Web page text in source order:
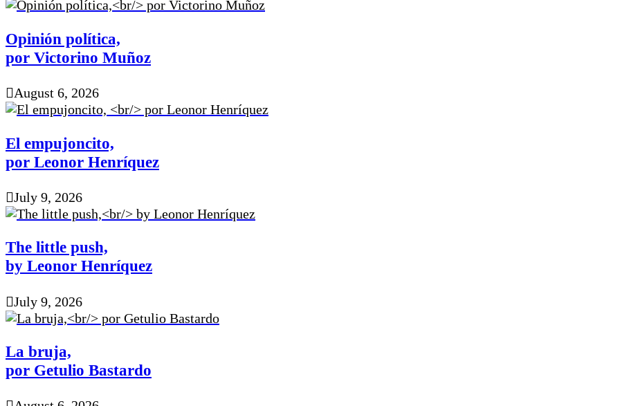
Opinión política,
por Victorino Muñoz
August 6, 2026
El empujoncito,
por Leonor Henríquez
July 9, 2026
The little push,
by Leonor Henríquez
July 9, 2026
La bruja,
por Getulio Bastardo